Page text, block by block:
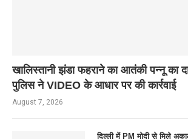
खालिस्तानी झंडा फहराने का आतंकी पन्नू का
पुलिस ने VIDEO के आधार पर की कार्रवाई
August 7, 2026
दिल्ली में PM मोदी से मिले